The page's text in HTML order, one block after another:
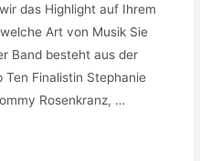
das Highlight auf Ihrem
Art von Musik Sie
Band besteht aus der
Ten Finalistin Stephanie
Rosenkranz, …